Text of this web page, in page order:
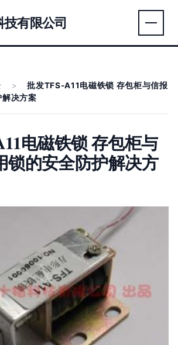
有限公司
>
批发TFS-A11电磁铁锁 存包柜与信报
决方案
电磁铁锁 存包柜与
锁的安全防护解决方